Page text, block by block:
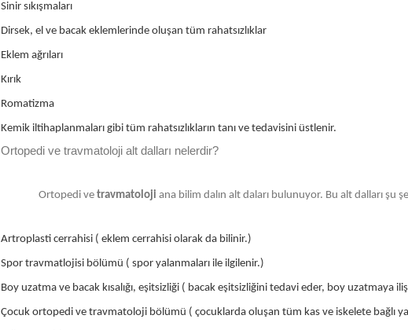
Sinir sıkışmaları
Dirsek, el ve bacak eklemlerinde oluşan tüm rahatsızlıklar
Eklem ağrıları
Kırık
Romatizma
Kemik iltihaplanmaları gibi tüm rahatsızlıkların tanı ve tedavisini üstlenir.
Ortopedi ve travmatoloji alt dalları nelerdir?
Ortopedi ve travmatoloji ana bilim dalın alt daları bulunuyor. Bu alt dalları şu
Artroplasti cerrahisi ( eklem cerrahisi olarak da bilinir.)
Spor travmatlojisi bölümü ( spor yalanmaları ile ilgilenir.)
Boy uzatma ve bacak kısalığı, eşitsizliği ( bacak eşitsizliğini tedavi eder, boy uzatmaya
Çocuk ortopedi ve travmatoloji bölümü ( çocuklarda oluşan tüm kas ve iskelete bağlı